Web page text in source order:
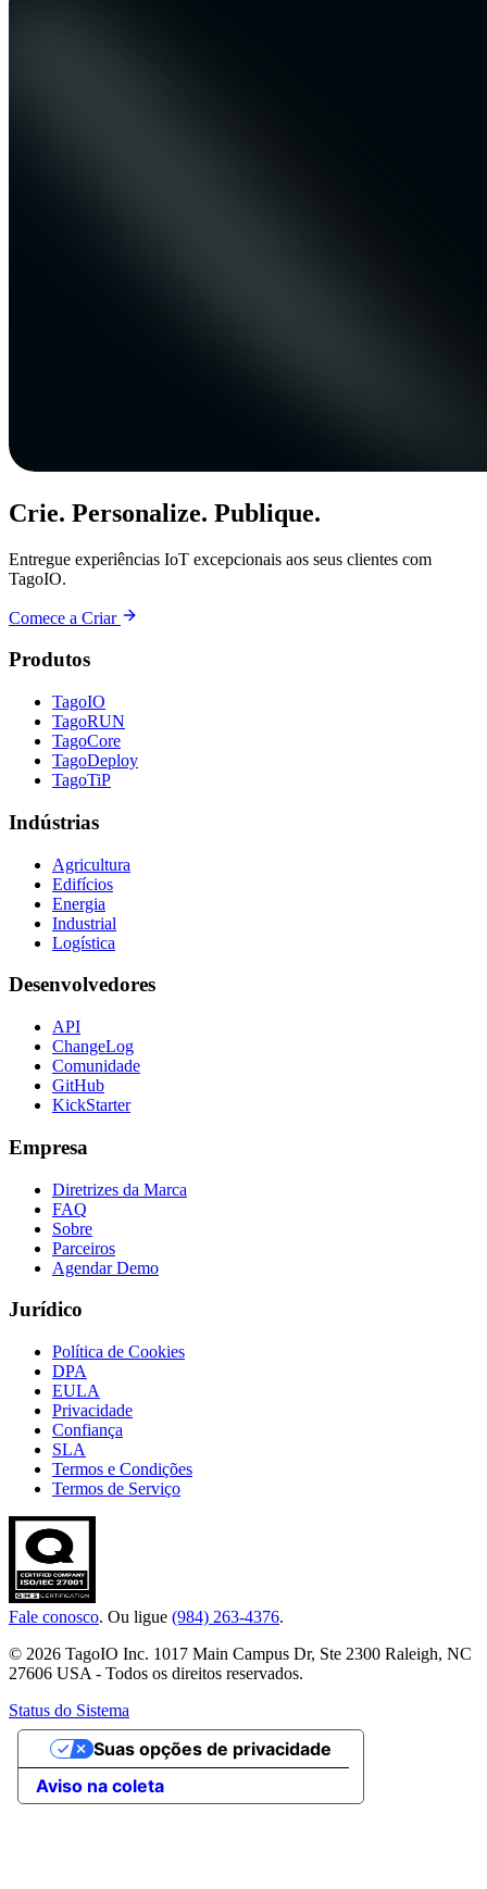
Crie. Personalize. Publique.
Entregue experiências IoT excepcionais aos seus clientes com
TagoIO.
Comece a Criar
Produtos
TagoIO
TagoRUN
TagoCore
TagoDeploy
TagoTiP
Indústrias
Agricultura
Edifícios
Energia
Industrial
Logística
Desenvolvedores
API
ChangeLog
Comunidade
GitHub
KickStarter
Empresa
Diretrizes da Marca
FAQ
Sobre
Parceiros
Agendar Demo
Jurídico
Política de Cookies
DPA
EULA
Privacidade
Confiança
SLA
Termos e Condições
Termos de Serviço
Fale conosco. Ou ligue (984) 263-4376.
© 2026 TagoIO Inc. 1017 Main Campus Dr, Ste 2300 Raleigh, NC
27606 USA - Todos os direitos reservados.
Status do Sistema
Aviso na coleta
Suas opções de privacidade